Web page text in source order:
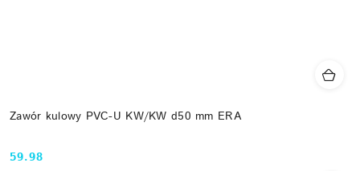
Zawór kulowy PVC-U KW/KW d50 mm ERA
Cena:
59.98